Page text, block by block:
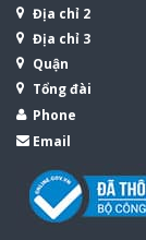
Địa chỉ 2
Địa chỉ 3
Quận
Tổng đài
Phone
Email